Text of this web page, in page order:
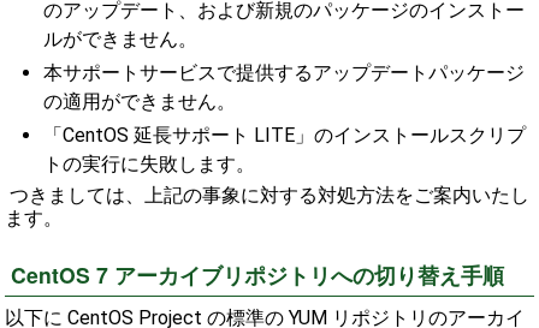
のアップデート、および新規のパッケージのインストー
ルができません。
本サポートサービスで提供するアップデートパッケージ
の適用ができません。
「CentOS 延長サポート LITE」のインストールスクリプ
トの実行に失敗します。
つきましては、上記の事象に対する対処方法をご案内いたし
ます。
CentOS 7 アーカイブリポジトリへの切り替え手順
以下に CentOS Project の標準の YUM リポジトリのアーカイ